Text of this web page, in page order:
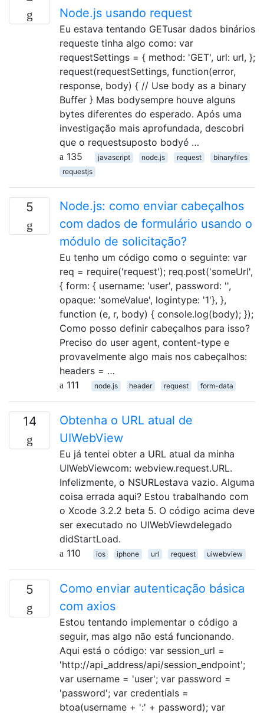
Node.js usando request
Eu estava tentando GETusar dados binários
requeste tinha algo como: var
requestSettings = { method: 'GET', url: url, };
request(requestSettings, function(error,
response, body) { // Use body as a binary
Buffer } Mas bodysempre houve alguns
bytes diferentes do esperado. Após uma
investigação mais aprofundada, descobri
que o requestsuposto bodyé …
135
javascript node.js request
binaryfiles
requestjs
5
Node.js: como enviar cabeçalhos
com dados de formulário usando o
módulo de solicitação?
Eu tenho um código como o seguinte: var
req = require('request'); req.post('someUrl',
{ form: { username: 'user', password: '',
opaque: 'someValue', logintype: '1'}, },
function (e, r, body) { console.log(body); });
Como posso definir cabeçalhos para isso?
Preciso do user agent, content-type e
provavelmente algo mais nos cabeçalhos:
headers = …
111
node.js header request form-data
14
Obtenha o URL atual de
UIWebView
Eu já tentei obter a URL atual da minha
UIWebViewcom: webview.request.URL.
Infelizmente, o NSURLestava vazio. Alguma
coisa errada aqui? Estou trabalhando com
o Xcode 3.2.2 beta 5. O código acima deve
ser executado no UIWebViewdelegado
didStartLoad.
110
ios iphone url request uiwebview
5
Como enviar autenticação básica
com axios
Estou tentando implementar o código a
seguir, mas algo não está funcionando.
Aqui está o código: var session_url =
'http://api_address/api/session_endpoint';
var username = 'user'; var password =
'password'; var credentials =
btoa(username + ':' + password); var